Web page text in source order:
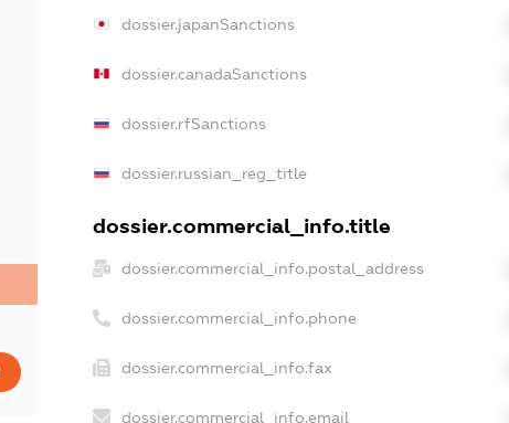
dossier.japanSanctions
dossier.canadaSanctions
dossier.rfSanctions
dossier.russian_reg_title
dossier.commercial_info.title
dossier.commercial_info.postal_address
dossier.commercial_info.phone
dossier.commercial_info.fax
dossier.commercial_info.email